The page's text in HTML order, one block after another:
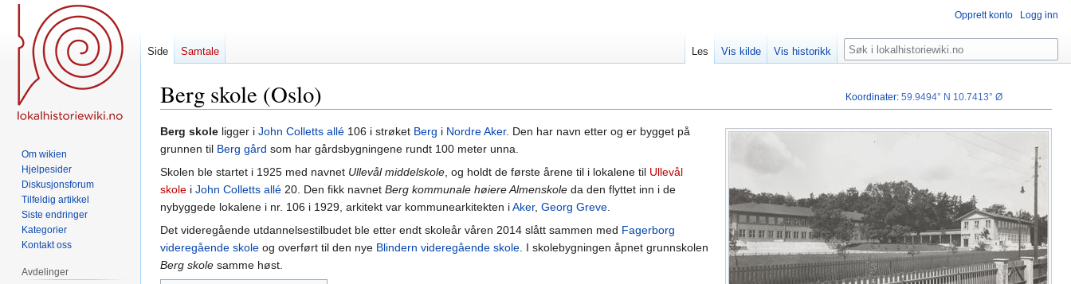
Berg skole (Oslo)
Hopp
til
navigering
Hopp
til
søk
Berg skole ligger i John Colletts allé 106 i strøket Berg i Nordre Aker. Den har navn etter og er bygget på
grunnen til Berg gård som har gårdsbygningene rundt 100 meter unna.
Skolen ble startet i 1925 med navnet Ullevål middelskole, og holdt de første årene til i lokalene til Ullevål
skole i John Colletts allé 20. Den fikk navnet Berg kommunale høiere Almenskole da den flyttet inn i de
nybyggede lokalene i nr. 106 i 1929, arkitekt var kommunearkitekten iAker, Georg Greve.
Det videregående utdannelsestilbudet ble etter endt skoleår våren 2014 slått sammen med Fagerborg
videregående skole og overført til den nye Blindern videregående skole. I skolebygningen åpnet grunnskolen
Berg skole samme høst.
Koordinater:59.9494° N 10.7413° Ø
Opprett konto Logg inn
Side Samtale Les Vis kilde Vis historikk Søk
Om wikien
Hjelpesider
Diskusjonsforum
Tilfeldig artikkel
Siste endringer
Kategorier
Kontakt oss
Avdelinger